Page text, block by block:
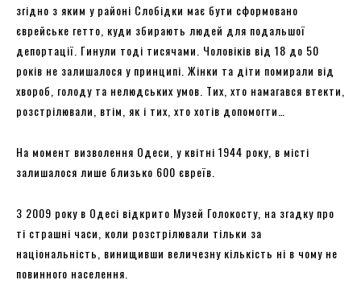
згідно з яким у районі Слобідки має бути сформовано
єврейське гетто, куди збирають людей для подальшої
депортації. Гинули тоді тисячами. Чоловіків від 18 до 50
років не залишалося у принципі. Жінки та діти помирали від
хвороб, голоду та нелюдських умов. Тих, хто намагався втекти,
розстрілювали, втім, як і тих, хто хотів допомогти…
На момент визволення Одеси, у квітні 1944 року, в місті
залишалося лише близько 600 євреїв.
З 2009 року в Одесі відкрито Музей Голокосту, на згадку про
ті страшні часи, коли розстрілювали тільки за
національність, винищивши величезну кількість ні в чому не
повинного населення.